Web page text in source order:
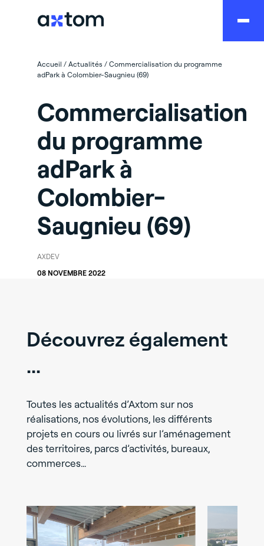
Accueil / Actualités / Commercialisation du programme
adPark à Colombier-Saugnieu (69)
Commercialisation
du programme
adPark à
Colombier-
Saugnieu (69)
AXDEV
08 NOVEMBRE 2022
Découvrez également
...
Toutes les actualités d’Axtom sur nos
réalisations, nos évolutions, les différents
projets en cours ou livrés sur l’aménagement
des territoires, parcs d’activités, bureaux,
commerces…